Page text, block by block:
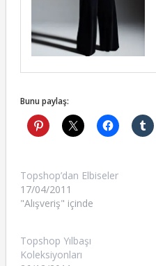
Bunu paylaş:
Topshop’dan Elbiseler
17/04/2011
"Alışveriş" içinde
Topshop Yılbaşı
Koleksiyonları